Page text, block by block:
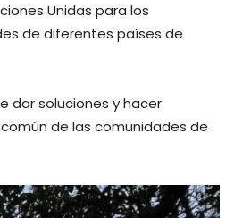
Unidas para los
de diferentes países de
dar soluciones y hacer
de las comunidades de